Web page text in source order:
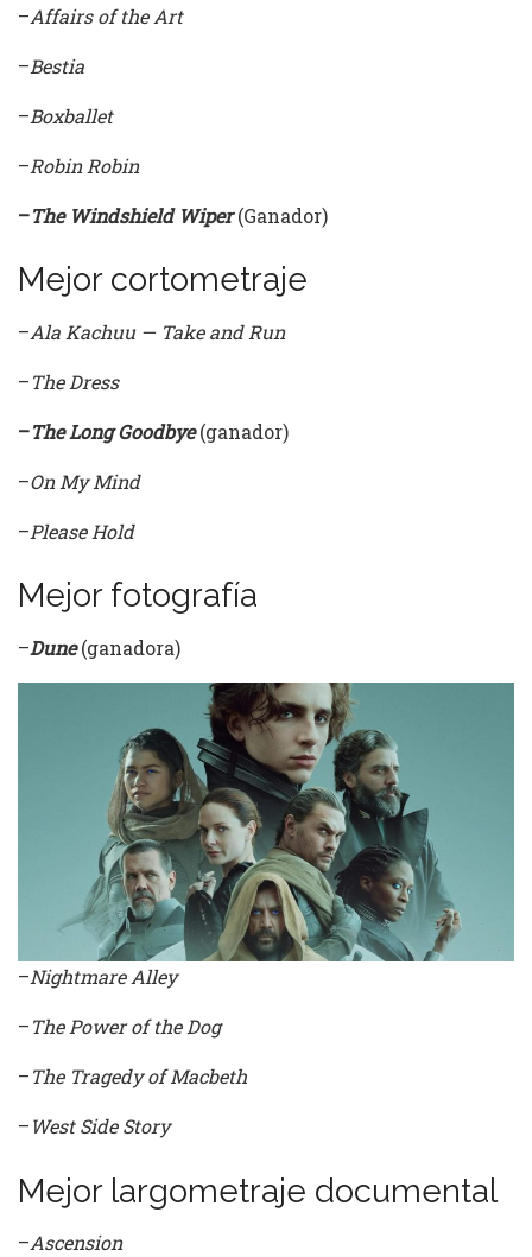
–Affairs of the Art
–Bestia
–Boxballet
–Robin Robin
–The Windshield Wiper(Ganador)
Mejor cortometraje
–Ala Kachuu — Take and Run
–The Dress
–The Long Goodbye(ganador)
–On My Mind
–Please Hold
Mejor fotografía
–Dune(ganadora)
–Nightmare Alley
–The Power of the Dog
–The Tragedy of Macbeth
–West Side Story
Mejor largometraje documental
–Ascension